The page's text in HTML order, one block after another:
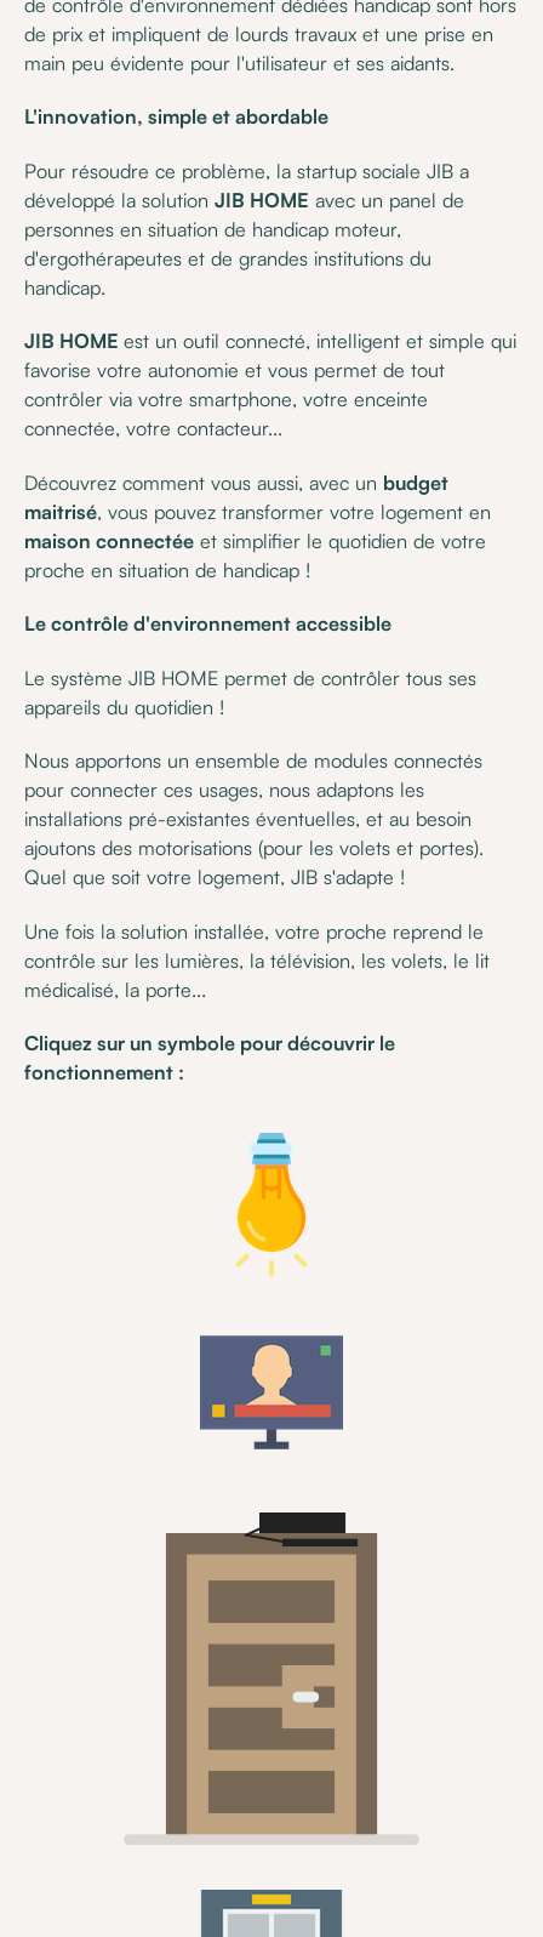
de prix et impliquent de lourds travaux et une prise en
main peu évidente pour l'utilisateur et ses aidants.
L'innovation, simple et abordable
Pour résoudre ce problème, la startup sociale JIB a
développé la solutionJIB HOME avec un panel de
personnes en situation de handicap moteur,
d'ergothérapeutes et de grandes institutions du
handicap.
JIB HOMEest un outil connecté, intelligent et simple qui
favorise votre autonomie et vous permet de tout
contrôler via votre smartphone, votre enceinte
connectée, votre contacteur...
Découvrez comment vous aussi, avec un budget
maitrisé, vous pouvez transformer votre logement en
maison connectée et simplifier le quotidien de votre
proche en situation de handicap !
Le contrôle d'environnement accessible
Le système JIB HOME permet de contrôler tous ses
appareils du quotidien !
Nous apportons un ensemble de modules connectés
pour connecter ces usages, nous adaptons les
installations pré-existantes éventuelles, et au besoin
ajoutons des motorisations (pour les volets et portes).
Quel que soit votre logement, JIB s'adapte !
Une fois la solution installée, votre proche reprend le
contrôle sur les lumières, la télévision, les volets, le lit
médicalisé, la porte...
Cliquez sur un symbole pour découvrir le
fonctionnement :